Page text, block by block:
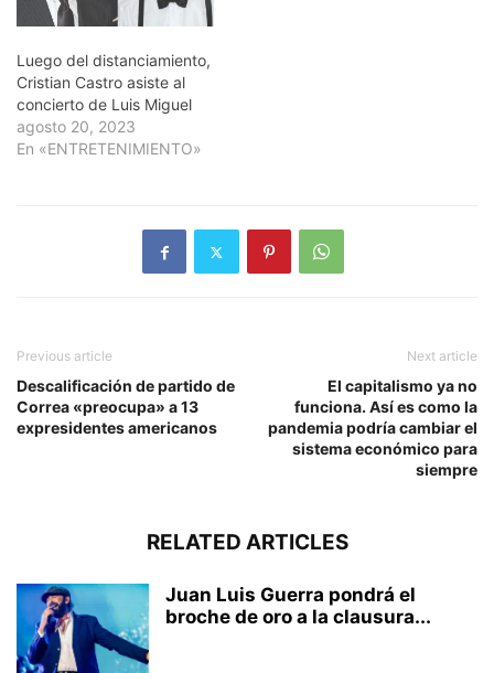
Luego del distanciamiento,
Cristian Castro asiste al
concierto de Luis Miguel
agosto 20, 2023
En «ENTRETENIMIENTO»
Previous article
Descalificación de partido de
Correa «preocupa» a 13
expresidentes americanos
Next article
El capitalismo ya no
funciona. Así es como la
pandemia podría cambiar el
sistema económico para
siempre
RELATED ARTICLES
Juan Luis Guerra pondrá el
broche de oro a la clausura...